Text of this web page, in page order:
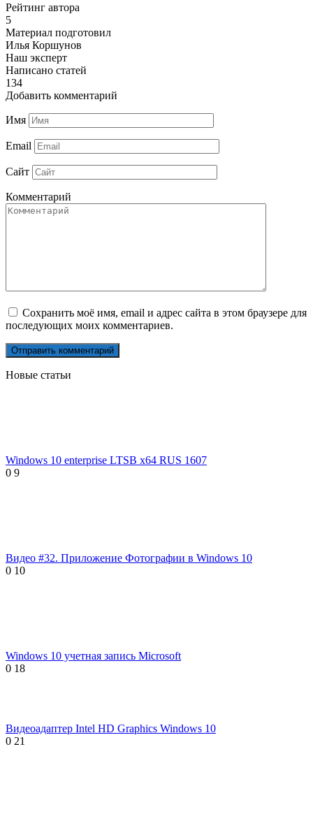
Рейтинг автора
5
Материал подготовил
Илья Коршунов
Наш эксперт
Написано статей
134
Добавить комментарий
Имя
Email
Сайт
Комментарий
Сохранить моё имя, email и адрес сайта в этом браузере для
последующих моих комментариев.
Новые статьи
Windows 10 enterprise LTSB x64 RUS 1607
0 9
Видео #32. Приложение Фотографии в Windows 10
0 10
Windows 10 учетная запись Microsoft
0 18
Видеоадаптер Intel HD Graphics Windows 10
0 21